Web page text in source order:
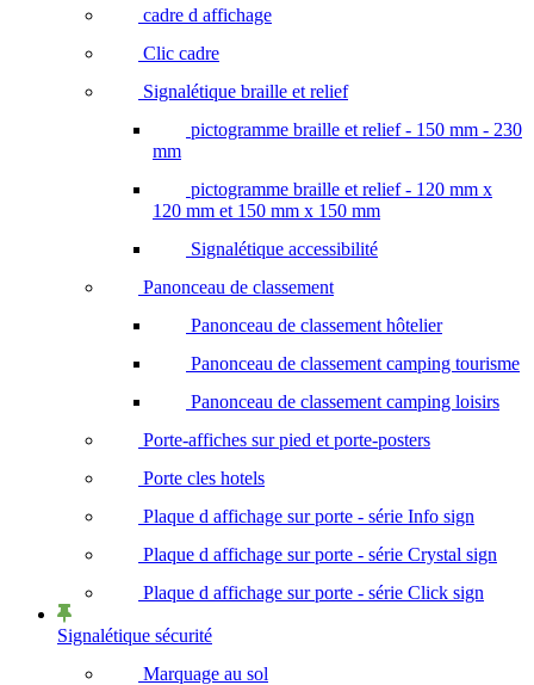
cadre d affichage
Clic cadre
Signalétique braille et relief
pictogramme braille et relief - 150 mm - 230
mm
pictogramme braille et relief - 120 mm x
120 mm et 150 mm x 150 mm
Signalétique accessibilité
Panonceau de classement
Panonceau de classement hôtelier
Panonceau de classement camping tourisme
Panonceau de classement camping loisirs
Porte-affiches sur pied et porte-posters
Porte cles hotels
Plaque d affichage sur porte - série Info sign
Plaque d affichage sur porte - série Crystal sign
Plaque d affichage sur porte - série Click sign
Signalétique sécurité
Marquage au sol